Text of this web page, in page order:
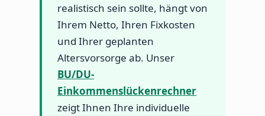
realistisch sein sollte, hängt von
Ihrem Netto, Ihren Fixkosten
und Ihrer geplanten
Altersvorsorge ab. Unser
BU/DU-
Einkommenslückenrechner
zeigt Ihnen Ihre individuelle